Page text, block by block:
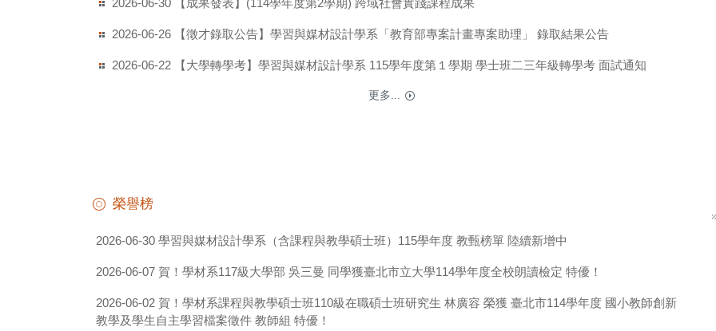
2026-06-30 【成果發表】(114學年度第2學期) 跨域社會實踐課程成果
2026-06-26 【徵才錄取公告】學習與媒材設計學系「教育部專案計畫專案助理」 錄取結果公告
2026-06-22 【大學轉學考】學習與媒材設計學系 115學年度第１學期 學士班二三年級轉學考 面試通知
更多...
榮譽榜
2026-06-30學習與媒材設計學系（含課程與教學碩士班）115學年度 教甄榜單 陸續新增中
2026-06-07 賀！學材系117級大學部 吳三曼 同學獲臺北市立大學114學年度全校朗讀檢定 特優！
2026-06-02 賀！學材系課程與教學碩士班110級在職碩士班研究生 林廣容 榮獲 臺北市114學年度 國小教師創新
教學及學生自主學習檔案徵件 教師組 特優！